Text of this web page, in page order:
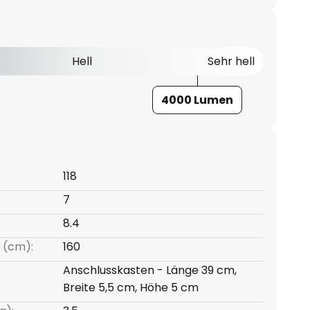
Hell Sehr hell
4000 Lumen
118
7
8.4
(cm):
160
Anschlusskasten - Länge 39 cm,
Breite 5,5 cm, Höhe 5 cm